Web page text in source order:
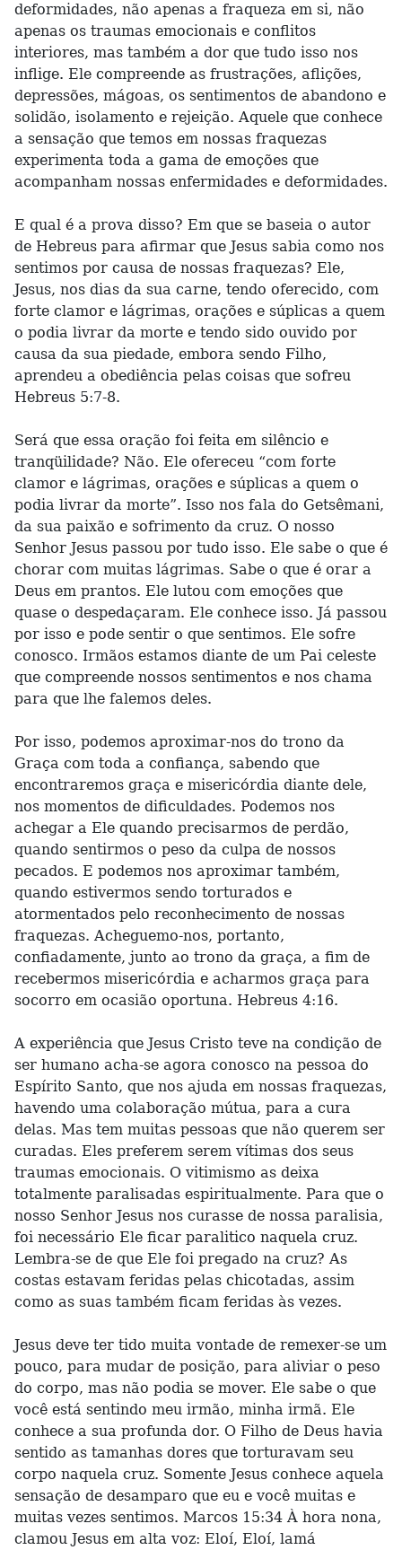
deformidades, não apenas a fraqueza em si, não
apenas os traumas emocionais e conflitos
interiores, mas também a dor que tudo isso nos
inflige. Ele compreende as frustrações, aflições,
depressões, mágoas, os sentimentos de abandono e
solidão, isolamento e rejeição. Aquele que conhece
a sensação que temos em nossas fraquezas
experimenta toda a gama de emoções que
acompanham nossas enfermidades e deformidades.
E qual é a prova disso? Em que se baseia o autor
de Hebreus para afirmar que Jesus sabia como nos
sentimos por causa de nossas fraquezas? Ele,
Jesus, nos dias da sua carne, tendo oferecido, com
forte clamor e lágrimas, orações e súplicas a quem
o podia livrar da morte e tendo sido ouvido por
causa da sua piedade, embora sendo Filho,
aprendeu a obediência pelas coisas que sofreu
Hebreus 5:7-8.
Será que essa oração foi feita em silêncio e
tranqüilidade? Não. Ele ofereceu “com forte
clamor e lágrimas, orações e súplicas a quem o
podia livrar da morte”. Isso nos fala do Getsêmani,
da sua paixão e sofrimento da cruz. O nosso
Senhor Jesus passou por tudo isso. Ele sabe o que é
chorar com muitas lágrimas. Sabe o que é orar a
Deus em prantos. Ele lutou com emoções que
quase o despedaçaram. Ele conhece isso. Já passou
por isso e pode sentir o que sentimos. Ele sofre
conosco. Irmãos estamos diante de um Pai celeste
que compreende nossos sentimentos e nos chama
para que lhe falemos deles.
Por isso, podemos aproximar-nos do trono da
Graça com toda a confiança, sabendo que
encontraremos graça e misericórdia diante dele,
nos momentos de dificuldades. Podemos nos
achegar a Ele quando precisarmos de perdão,
quando sentirmos o peso da culpa de nossos
pecados. E podemos nos aproximar também,
quando estivermos sendo torturados e
atormentados pelo reconhecimento de nossas
fraquezas. Acheguemo-nos, portanto,
confiadamente, junto ao trono da graça, a fim de
recebermos misericórdia e acharmos graça para
socorro em ocasião oportuna. Hebreus 4:16.
A experiência que Jesus Cristo teve na condição de
ser humano acha-se agora conosco na pessoa do
Espírito Santo, que nos ajuda em nossas fraquezas,
havendo uma colaboração mútua, para a cura
delas. Mas tem muitas pessoas que não querem ser
curadas. Eles preferem serem vítimas dos seus
traumas emocionais. O vitimismo as deixa
totalmente paralisadas espiritualmente. Para que o
nosso Senhor Jesus nos curasse de nossa paralisia,
foi necessário Ele ficar paralitico naquela cruz.
Lembra-se de que Ele foi pregado na cruz? As
costas estavam feridas pelas chicotadas, assim
como as suas também ficam feridas às vezes.
Jesus deve ter tido muita vontade de remexer-se um
pouco, para mudar de posição, para aliviar o peso
do corpo, mas não podia se mover. Ele sabe o que
você está sentindo meu irmão, minha irmã. Ele
conhece a sua profunda dor. O Filho de Deus havia
sentido as tamanhas dores que torturavam seu
corpo naquela cruz. Somente Jesus conhece aquela
sensação de desamparo que eu e você muitas e
muitas vezes sentimos. Marcos 15:34 À hora nona,
clamou Jesus em alta voz: Eloí, Eloí, lamá